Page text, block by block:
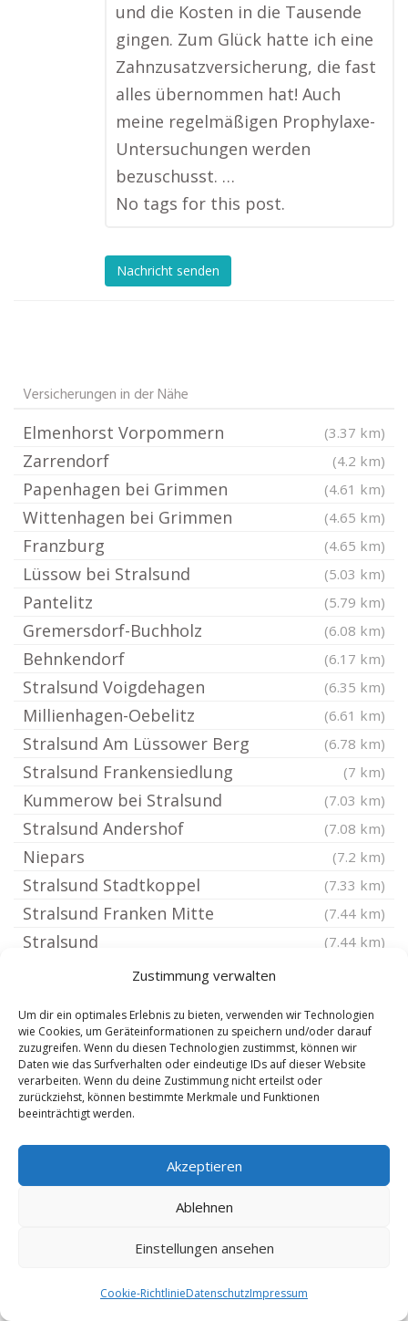
Zustimmung verwalten
Um dir ein optimales Erlebnis zu bieten, verwenden wir Technologien
wie Cookies, um Geräteinformationen zu speichern und/oder darauf
zuzugreifen. Wenn du diesen Technologien zustimmst, können wir
Daten wie das Surfverhalten oder eindeutige IDs auf dieser Website
verarbeiten. Wenn du deine Zustimmung nicht erteilst oder
zurückziehst, können bestimmte Merkmale und Funktionen
beeinträchtigt werden.
Akzeptieren
Ablehnen
Einstellungen ansehen
Cookie-RichtlinieDatenschutzImpressum
und die Kosten in die Tausende
gingen. Zum Glück hatte ich eine
Zahnzusatzversicherung, die fast
alles übernommen hat! Auch
meine regelmäßigen Prophylaxe-
Untersuchungen werden
bezuschusst. …
No tags for this post.
Nachricht senden
Versicherungen in der Nähe
Elmenhorst Vorpommern (3.37 km)
Zarrendorf (4.2 km)
Papenhagen bei Grimmen (4.61 km)
Wittenhagen bei Grimmen (4.65 km)
Franzburg (4.65 km)
Lüssow bei Stralsund (5.03 km)
Pantelitz (5.79 km)
Gremersdorf-Buchholz (6.08 km)
Behnkendorf (6.17 km)
Stralsund Voigdehagen (6.35 km)
Millienhagen-Oebelitz (6.61 km)
Stralsund Am Lüssower Berg (6.78 km)
Stralsund Frankensiedlung (7 km)
Kummerow bei Stralsund (7.03 km)
Stralsund Andershof (7.08 km)
Niepars (7.2 km)
Stralsund Stadtkoppel (7.33 km)
Stralsund Franken Mitte (7.44 km)
Stralsund (7.44 km)
Stralsund Tribseer Siedlung
Stralsund Dänholm (7.88 km)
Stralsund Frankenvorstadt (7.89 km)
Stralsund Moorteich
Stralsund Tribseer Vorstadt
Stralsund Altstadt
Stralsund Hafeninsel